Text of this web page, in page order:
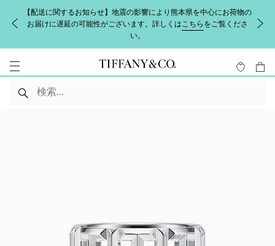
【配送に関するお知らせ】地震の影響により熊本県を中心にお荷物の
お届けに遅延の可能性がございます。詳しくはこちら をご覧くださ
い。